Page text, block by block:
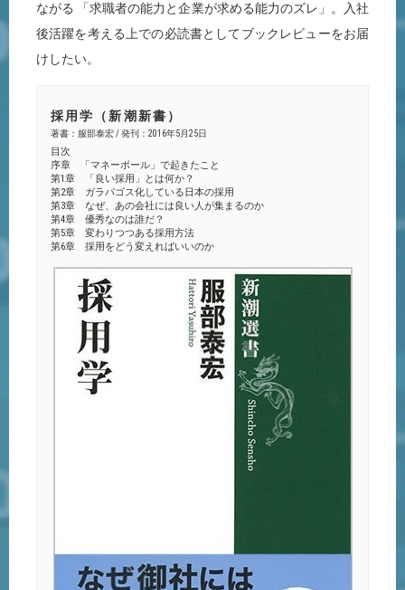
ながる 「求職者の能力と企業が求める能力のズレ」。入社
後活躍を考える上での必読書としてブックレビューをお届
けしたい。
採用学（新潮新書）
著書：服部泰宏 / 発刊：2016年5月25日
目次
序章 「マネーボール」で起きたこと
第1章 「良い採用」とは何か？
第2章 ガラパゴス化している日本の採用
第3章 なぜ、あの会社には良い人が集まるのか
第4章 優秀なのは誰だ？
第5章 変わりつつある採用方法
第6章 採用をどう変えればいいのか